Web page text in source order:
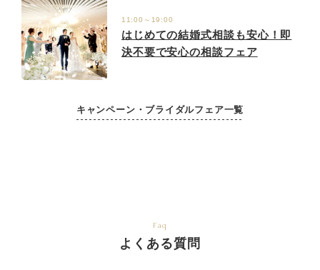
11:00～19:00
はじめての結婚式相談も安心！即
決不要で安心の相談フェア
キャンペーン・ブライダルフェア一覧
Faq
よくある質問